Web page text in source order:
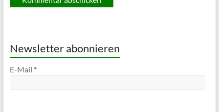
Newsletter abonnieren
E-Mail *